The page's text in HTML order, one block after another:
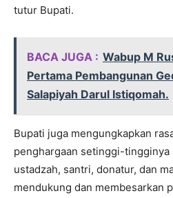
tutur Bupati.
BACA JUGA : Wabup M
Pertama Pembangunan
Salapiyah Darul Istiqomah.
Bupati juga mengungkapkan
penghargaan setinggi-tingginya
ustadzah, santri, donatur, dan
mendukung dan membesarkan